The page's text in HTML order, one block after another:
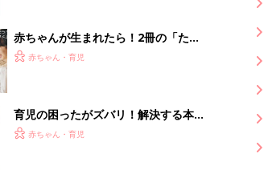
赤ちゃんが生まれたら！2冊の「たま
ひよ」
赤ちゃん・育児
育児の困ったがズバリ！解決する本
『ひよこクラブ 夏号』 4カ月～2才
赤ちゃん・育児